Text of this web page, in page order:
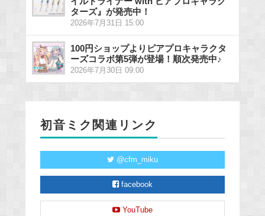
ターズ』が発売中！
2026年7月31日 15:00
100円ショップよりピアプロキャラクタ
ーズコラボ第5弾が登場！順次発売中♪
2026年7月30日 09:00
初音ミク関連リンク
@cfm_miku
facebook
YouTube